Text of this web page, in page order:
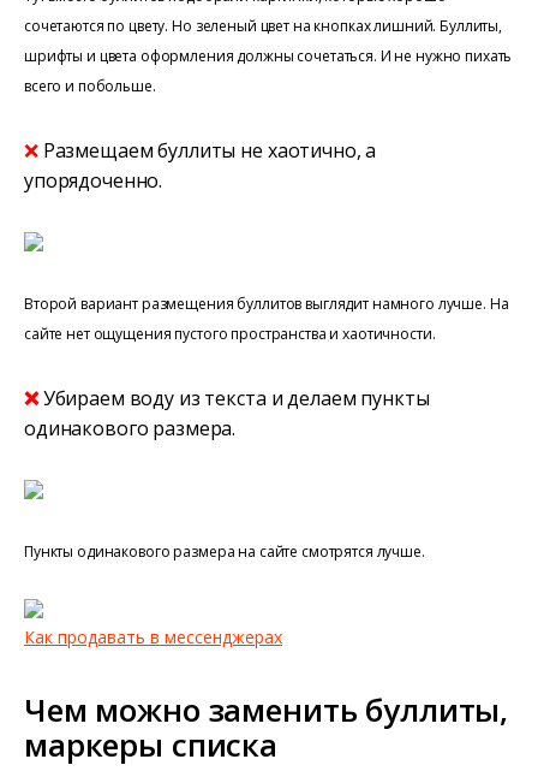
сочетаются по цвету. Но зеленый цвет на кнопках лишний. Буллиты,
шрифты и цвета оформления должны сочетаться. И не нужно пихать
всего и побольше.
❌Размещаем буллиты не хаотично, а
упорядоченно.
Второй вариант размещения буллитов выглядит намного лучше. На
сайте нет ощущения пустого пространства и хаотичности.
❌Убираем воду из текста и делаем пункты
одинакового размера.
Пункты одинакового размера на сайте смотрятся лучше.
Как продавать в мессенджерах
Чем можно заменить буллиты,
маркеры списка